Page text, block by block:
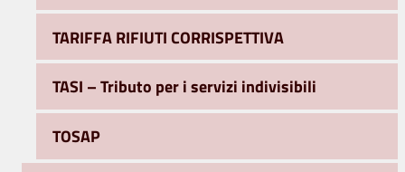
TARIFFA RIFIUTI CORRISPETTIVA
TASI – Tributo per i servizi indivisibili
TOSAP